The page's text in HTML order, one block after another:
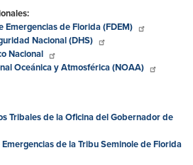
Emergencias de Florida (FDEM)
Nacional (DHS)
Nacional
Oceánica y Atmosférica (NOAA)
Tribales de la Oficina del Gobernador de
de la Tribu Seminole de Florida